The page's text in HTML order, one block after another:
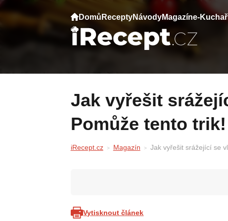
Domů ReceptyNávodyMagazíne-
Jak vyřešit srážející se vlhkost na okně?
Pomůže tento trik!
iRecept.cz Magazín Jak vyřešit srážející se
Vytisknout článek